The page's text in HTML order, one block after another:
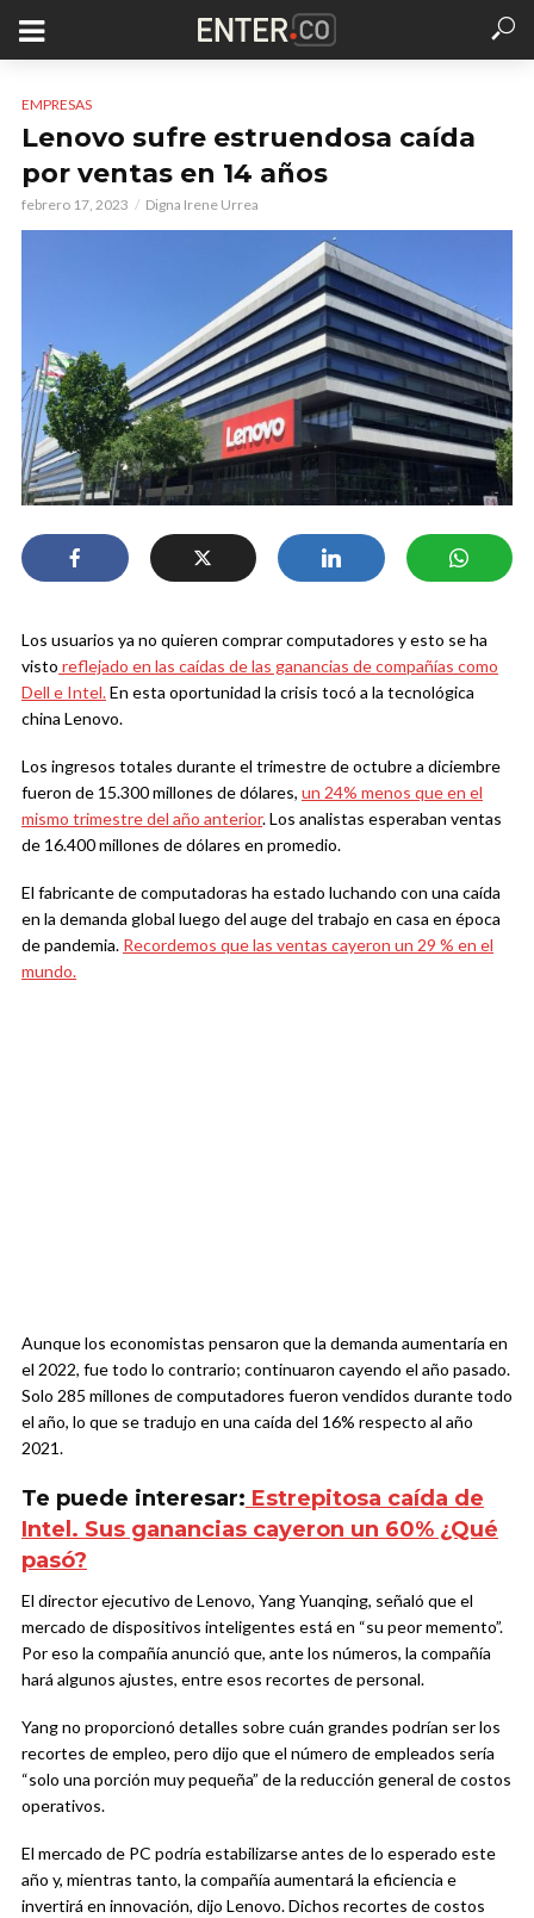
EMPRESAS
Lenovo sufre estruendosa caída
por ventas en 14 años
febrero 17, 2023 Digna Irene Urrea
Los usuarios ya no quieren comprar computadores y esto se ha
visto reflejado en las caídas de las ganancias de compañías como
Dell e Intel.En esta oportunidad la crisis tocó a la tecnológica
china Lenovo.
Los ingresos totales durante el trimestre de octubre a diciembre
fueron de 15.300 millones de dólares, un 24% menos que en el
mismo trimestre del año anterior. Los analistas esperaban ventas
de 16.400 millones de dólares en promedio.
El fabricante de computadoras ha estado luchando con una caída
en la demanda global luego del auge del trabajo en casa en época
de pandemia. Recordemos que las ventas cayeron un 29 % en el
mundo.
Aunque los economistas pensaron que la demanda aumentaría en
el 2022, fue todo lo contrario; continuaron cayendo el año pasado.
Solo 285 millones de computadores fueron vendidos durante todo
el año, lo que se tradujo en una caída del 16% respecto al año
2021.
Te puede interesar: Estrepitosa caída de
Intel. Sus ganancias cayeron un 60% ¿Qué
pasó?
El director ejecutivo de Lenovo, Yang Yuanqing, señaló que el
mercado de dispositivos inteligentes está en “su peor memento”.
Por eso la compañía anunció que, ante los números, la compañía
hará algunos ajustes, entre esos recortes de personal.
Yang no proporcionó detalles sobre cuán grandes podrían ser los
recortes de empleo, pero dijo que el número de empleados sería
“solo una porción muy pequeña” de la reducción general de costos
operativos.
El mercado de PC podría estabilizarse antes de lo esperado este
año y, mientras tanto, la compañía aumentará la eficiencia e
invertirá en innovación, dijo Lenovo. Dichos recortes de costos